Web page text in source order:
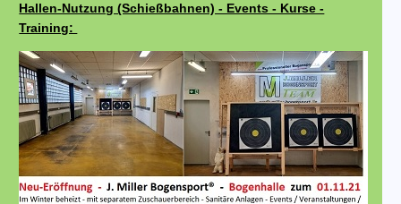
Hallen-Nutzung (Schießbahnen) - Events - Kurse -
Training: